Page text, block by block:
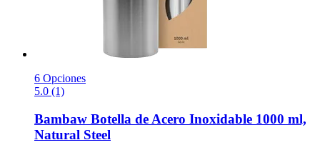
6 Opciones
5.0 (1)
Bambaw Botella de Acero Inoxidable 1000 ml,
Natural Steel